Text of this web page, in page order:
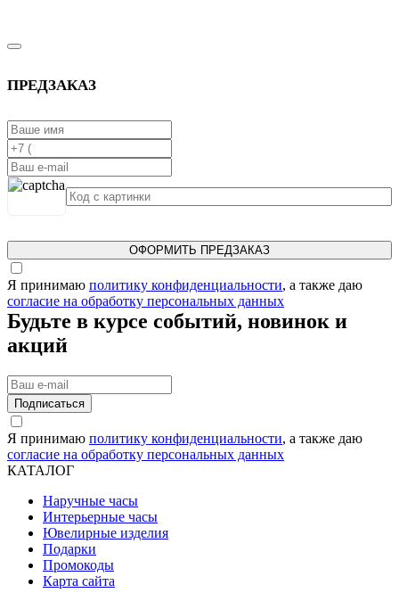
ПРЕДЗАКАЗ
ОФОРМИТЬ ПРЕДЗАКАЗ
Я принимаю политику конфиденциальности, а также даю
согласие на обработку персональных данных
Будьте в курсе событий, новинок и
акций
Подписаться
Я принимаю политику конфиденциальности, а также даю
согласие на обработку персональных данных
КАТАЛОГ
Наручные часы
Интерьерные часы
Ювелирные изделия
Подарки
Промокоды
Карта сайта